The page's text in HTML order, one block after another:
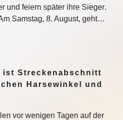
und feiern später ihre Sieger.
Samstag, 8. August, geht…
Streckenabschnitt
Harsewinkel und
vor wenigen Tagen auf der